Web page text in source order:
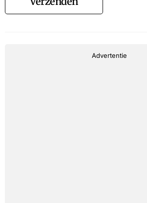
Advertentie